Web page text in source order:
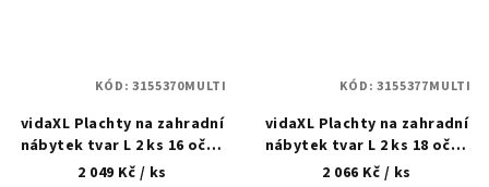
vidaXL Plachty na zahradní
nábytek tvar L 2 ks 16 oček
215x215x70 cm
2 049 Kč / ks
KÓD:3155370MULTI
vidaXL Plachty na zahradní
nábytek tvar L 2 ks 18 oček
220x285x80 cm
2 066 Kč / ks
KÓD:3155377MULTI